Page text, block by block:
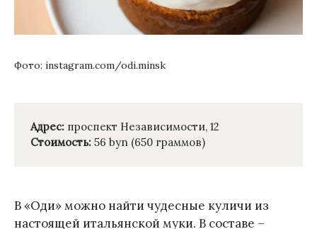
Фото: instagram.com/odi.minsk
Адрес: проспект Независимости, 12
Стоимость: 56 byn (650 граммов)
В «Оди» можно найти чудесные куличи из
настоящей итальянской муки. В составе –